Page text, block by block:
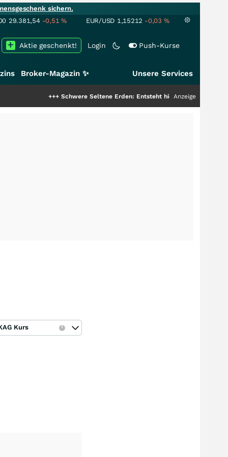
sichern.
29.381,54 -0,51% EUR/USD 1,15212 -0,03 %
Login Push-Kurse
Aktie geschenkt!
Broker-Magazin ✨ Unsere Services
Schwere Seltene Erden: Entsteht hier die nächste Milliardenstory?
Anzeige
Kurs